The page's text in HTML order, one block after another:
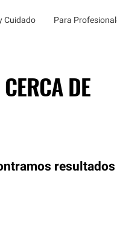
Cuidado Para
DE